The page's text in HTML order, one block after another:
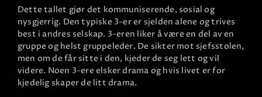
Dette tallet gjør det kommuniserende, sosial og
nysgjerrig. Den typiske 3-er er sjelden alene og trives
best i andres selskap. 3-eren liker å være en del av en
gruppe og helst gruppeleder. De sikter mot sjefsstolen,
men om de får sitte i den, kjeder de seg lett og vil
videre. Noen 3-ere elsker drama og hvis livet er for
kjedelig skaper de litt drama.